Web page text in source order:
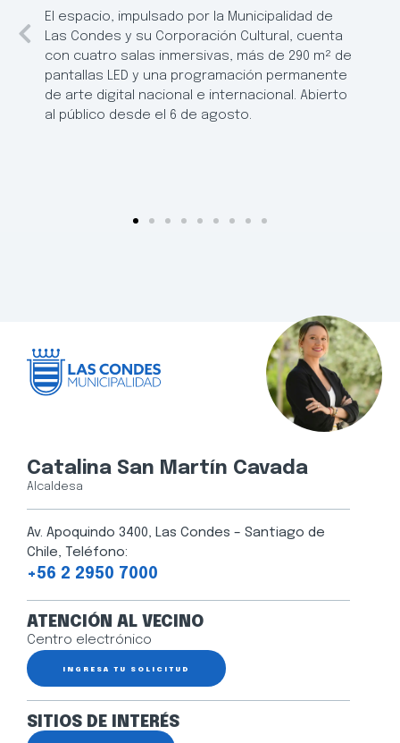
El espacio, impulsado por la Municipalidad de
Las Condes y su Corporación Cultural, cuenta
con cuatro salas inmersivas, más de 290 m² de
pantallas LED y una programación permanente
de arte digital nacional e internacional. Abierto
al público desde el 6 de agosto.
Catalina San Martín Cavada
Alcaldesa
Av. Apoquindo 3400, Las Condes – Santiago de
Chile, Teléfono:
+56 2 2950 7000
ATENCIÓN AL VECINO
Centro electrónico
INGRESA TU SOLICITUD
SITIOS DE INTERÉS